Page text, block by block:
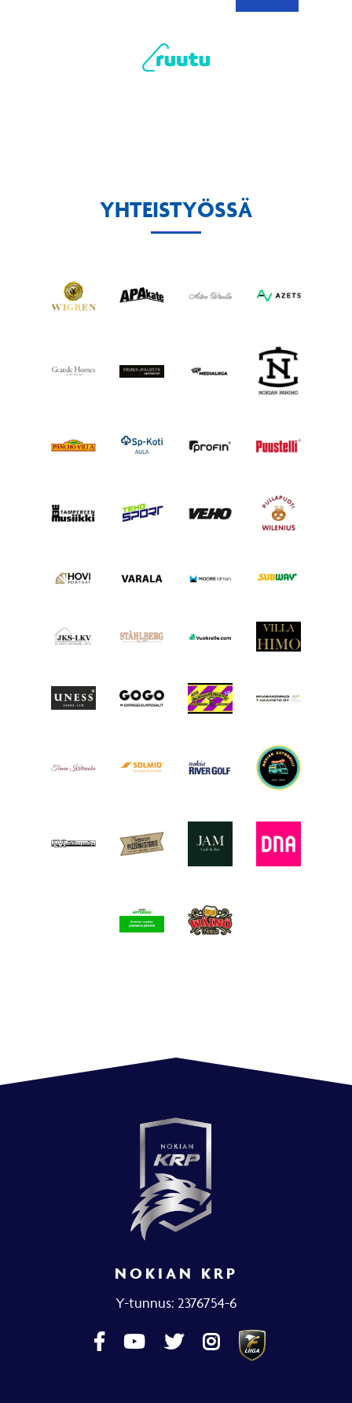
YHTEISTYÖSSÄ
NOKIAN KRP
Y-tunnus: 2376754-6